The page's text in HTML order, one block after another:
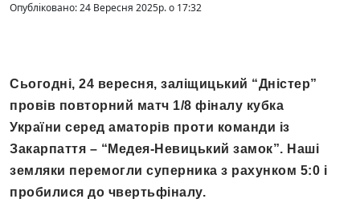
Опубліковано: 24 Вересня 2025р. о 17:32
Сьогодні, 24 вересня, заліщицький “Дністер”
провів повторний матч 1/8 фіналу кубка
України серед аматорів проти команди із
Закарпаття – “Медея-Невицький замок”. Наші
земляки перемогли суперника з рахунком 5:0 і
пробилися до чвертьфіналу.